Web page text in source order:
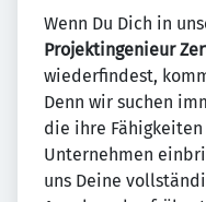
Wenn Du Dich in
Projektingenieur
wiederfindest,
Denn wir suchen
die ihre
Unternehmen
uns Deine